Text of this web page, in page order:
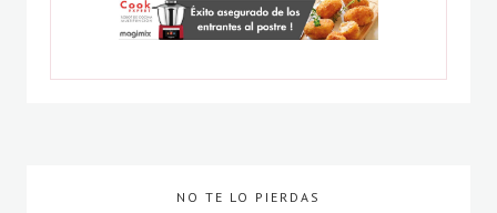
NO TE LO PIERDAS